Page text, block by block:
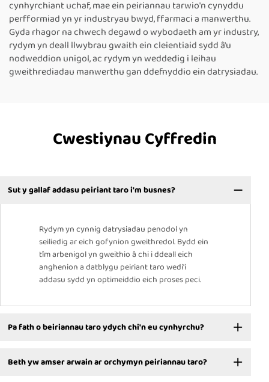
cynhyrchiant uchaf, mae ein peiriannau tarwio'n cynyddu
perfformiad yn yr industryau bwyd, ffarmaci a manwerthu.
Gyda rhagor na chwech degawd o wybodaeth am yr industry,
rydym yn deall llwybrau gwaith ein cleientiaid sydd â'u
nodweddion unigol, ac rydym yn weddedig i leihau
gweithrediadau manwerthu gan ddefnyddio ein datrysiadau.
Cwestiynau Cyffredin
Sut y gallaf addasu peiriant taro i'm busnes?
Rydym yn cynnig datrysiadau penodol yn
seiliedig ar eich gofynion gweithredol. Bydd ein
tîm arbenigol yn gweithio â chi i ddeall eich
anghenion a datblygu peiriant taro wedi'i
addasu sydd yn optimeiddio eich proses peci.
Pa fath o beiriannau taro ydych chi'n eu cynhyrchu?
Beth yw amser arwain ar orchymyn peiriannau taro?